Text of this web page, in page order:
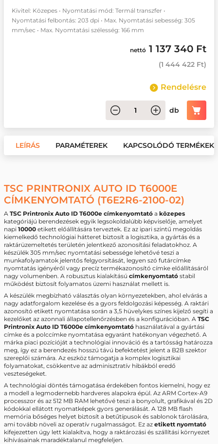
Kivitel: Közepes • Nyomtatási mód: Termál transzfer •
Nyomtatási felbontás: 203 dpi • Max. Nyomtatási sebesség: 305
mm/sec • Max. Nyomtatási szélesség: 166 mm
nettó 1 137 340 Ft
(1 444 422 Ft)
Rendelésre
db
LEÍRÁS PARAMÉTEREK KAPCSOLÓDÓ TERMÉKEK
TSC PRINTRONIX AUTO ID T6000E
CÍMKENYOMTATÓ (T6E2R6-2100-02)
A TSC Printronix Auto ID T6000e címkenyomtató a közepes
kategóriájú berendezések egyik legsokoldalúbb képviselője, amelyet
napi 10000 etikett előállítására terveztek. Ez az ipari szintű megoldás
kiemelkedő technológiai hátteret biztosít a logisztika, a gyártás és a
raktárüzemeltetés területén jelentkező azonosítási feladatokhoz. A
készülék 305 mm/sec nyomtatási sebessége lehetővé teszi a
munkafolyamatok jelentős felgyorsítását, legyen szó futárcímke
nyomtatás igényéről vagy precíz termékazonosító címke előállításáról
nagy volumenben. A robusztus kialakítású címkenyomtató stabil
működést biztosít folyamatos üzemi használat mellett is.
A készülék megbízható választás olyan környezetekben, ahol elvárás a
nagy adatforgalom kezelése és a gyors feldolgozási képesség. A raktári
azonosító etikett nyomtatása során a 3,5 hüvelykes színes kijelző segíti a
kezelőket az azonnali állapotellenőrzésben és a konfigurációban. A TSC
Printronix Auto ID T6000e címkenyomtató használatával a gyártási
címke és a polccímke nyomtatása egyaránt hatékonyan végezhető. A
márka piaci pozícióját a technológiai innováció és a tartósság határozza
meg, így ez a berendezés hosszú távú befektetést jelent a B2B szektor
szereplői számára. Az eszköz támogatja a komplex logisztikai
folyamatokat, csökkentve az adminisztratív hibákból eredő
veszteségeket.
A technológiai döntés támogatása érdekében fontos kiemelni, hogy ez
a modell a legmodernebb hardveres alapokra épül. Az ARM Cortex-A9
processzor és az 512 MB RAM lehetővé teszi a bonyolult, grafikával és 2D
kódokkal ellátott nyomatképek gyors generálását. A 128 MB flash
memória bőséges helyet biztosít a betűtípusok és sablonok tárolására,
ami tovább növeli az operatív rugalmasságot. Ez az etikett nyomtató
kifejezetten úgy lett kialakítva, hogy a raktározási és szállítási környezet
kihívásainak maradéktalanul megfeleljen.